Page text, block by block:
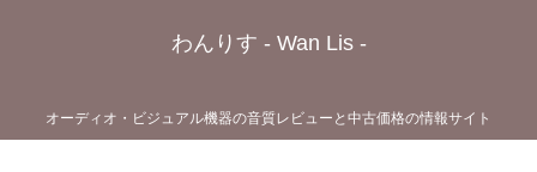
わんりす - Wan Lis -
オーディオ・ビジュアル機器の音質レビューと中古価格の情報サイト